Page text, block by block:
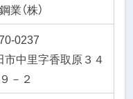
業（株）
0237
中里字香取原３４
－２